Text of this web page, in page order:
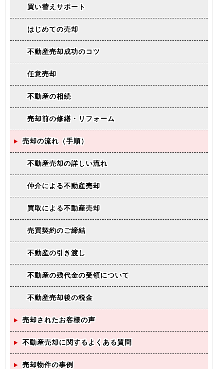
買い替えサポート
はじめての売却
不動産売却成功のコツ
任意売却
不動産の相続
売却前の修繕・リフォーム
売却の流れ（手順）
不動産売却の詳しい流れ
仲介による不動産売却
買取による不動産売却
売買契約のご締結
不動産の引き渡し
不動産の残代金の受領について
不動産売却後の税金
売却されたお客様の声
不動産売却に関するよくある質問
売却物件の事例